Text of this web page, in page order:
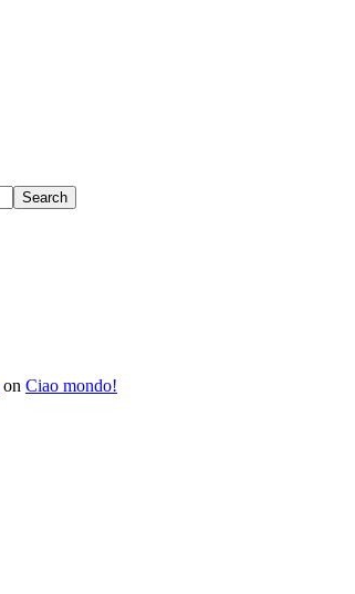
on Ciao mondo!